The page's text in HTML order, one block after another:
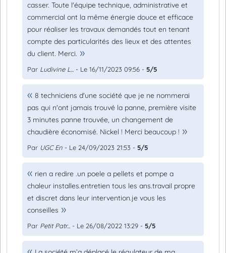
casser. Toute l'équipe technique, administrative et
commercial ont la même énergie douce et efficace
pour réaliser les travaux demandés tout en tenant
compte des particularités des lieux et des attentes
du client. Merci.
Par Ludivine L... - Le 16/11/2023 09:56 - 5/5
8 techniciens d'une société que je ne nommerai
pas qui n'ont jamais trouvé la panne, première visite
3 minutes panne trouvée, un changement de
chaudière économisé. Nickel ! Merci beaucoup !
Par UGC En - Le 24/09/2023 21:53 - 5/5
rien a redire .un poele a pellets et pompe a
chaleur installes.entretien tous les ans.travail propre
et discret dans leur intervention.je vous les
conseilles
Par Petit Patr... - Le 26/08/2022 13:29 - 5/5